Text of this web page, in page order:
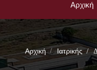
Αρχική
Αρχική Ιατρικής